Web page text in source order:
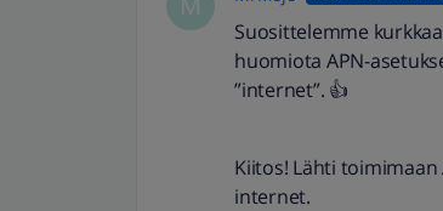
Suosittelemme
huomiota APN-
”internet”. 👍
Kiitos! Lähti
internet.